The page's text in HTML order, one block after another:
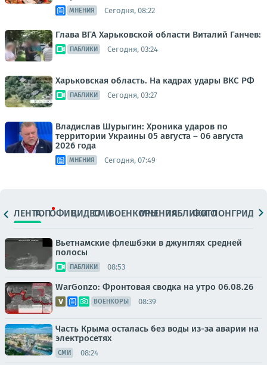
МНЕНИЯ Сегодня, 08:22
Глава ВГА Харьковской области Виталий Ганчев:
ПАБЛИКИ Сегодня, 03:24
Харьковская область. На кадрах удары ВКС РФ
ПАБЛИКИ Сегодня, 03:27
Владислав Шурыгин: Хроника ударов по
территории Украины 05 августа – 06 августа
2026 года
МНЕНИЯ Сегодня, 07:49
ЛЕНТАТОПОФИЦ.ВИДЕОСМИВОЕНКОРЫМНЕНИЯПАБЛИКИ
ФОТОЛОНГРИДЫ
Вьетнамские флешбэки в джунглях средней
полосы
ПАБЛИКИ 08:53
WarGonzo: Фронтовая сводка на утро 06.08.26
ВОЕНКОРЫ 08:39
Часть Крыма осталась без воды из-за аварии на
электросетях
СМИ 08:24